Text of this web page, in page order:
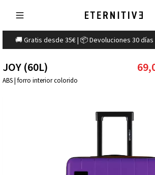
🚚 Gratis desde 35€ | 📦 Devoluciones 30
JOY (60L)
ABS | forro interior colorido